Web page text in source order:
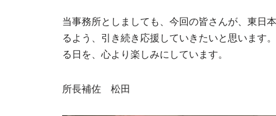
当事務所としましても、今回の皆さんが、東日
るよう、引き続き応援していきたいと思います
る日を、心より楽しみにしています。
所長補佐 松田